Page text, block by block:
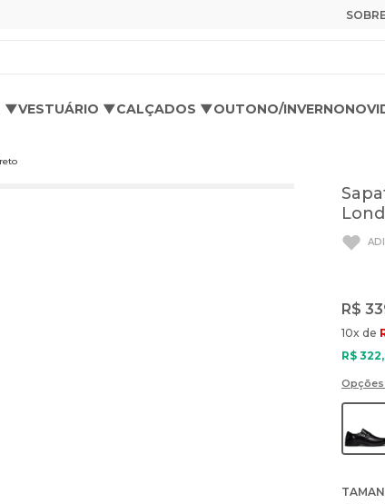
▼VESTUÁRIO ▼CALÇADOS ▼OUTONO/INVERNO
R$
10x de
R$ 322,